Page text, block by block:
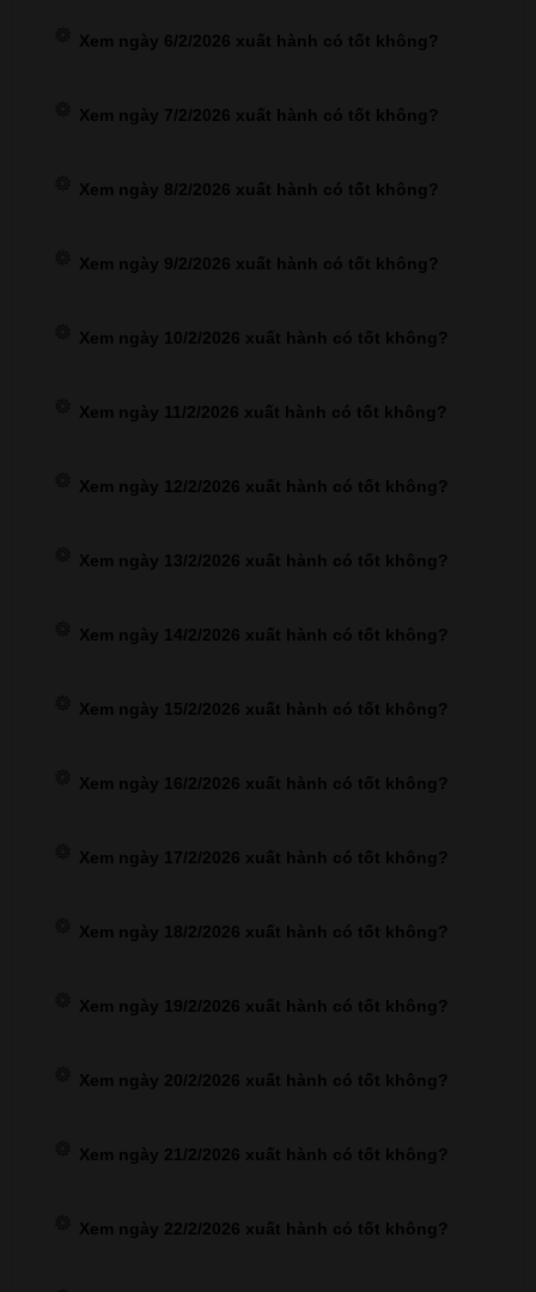
Xem ngày 6/2/2026 xuất hành có tốt không?
Xem ngày 7/2/2026 xuất hành có tốt không?
Xem ngày 8/2/2026 xuất hành có tốt không?
Xem ngày 9/2/2026 xuất hành có tốt không?
Xem ngày 10/2/2026 xuất hành có tốt không?
Xem ngày 11/2/2026 xuất hành có tốt không?
Xem ngày 12/2/2026 xuất hành có tốt không?
Xem ngày 13/2/2026 xuất hành có tốt không?
Xem ngày 14/2/2026 xuất hành có tốt không?
Xem ngày 15/2/2026 xuất hành có tốt không?
Xem ngày 16/2/2026 xuất hành có tốt không?
Xem ngày 17/2/2026 xuất hành có tốt không?
Xem ngày 18/2/2026 xuất hành có tốt không?
Xem ngày 19/2/2026 xuất hành có tốt không?
Xem ngày 20/2/2026 xuất hành có tốt không?
Xem ngày 21/2/2026 xuất hành có tốt không?
Xem ngày 22/2/2026 xuất hành có tốt không?